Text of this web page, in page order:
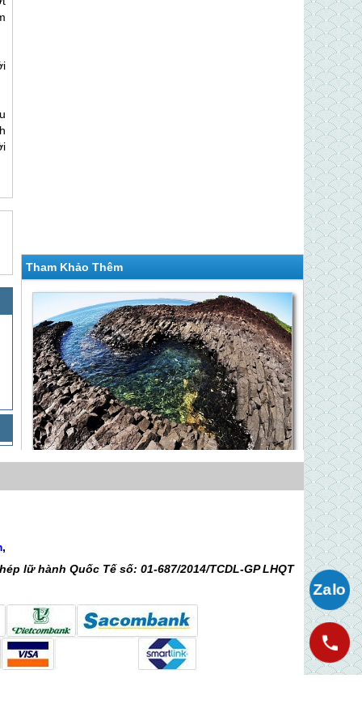
Tham Khảo Thêm
2 Đêm
Chùa Thiên Ấn - Đảo Lý Sơn - Tam
Giá Liên hệ
Hà Nội - Lý Sơn - Vương Quốc Tỏi 3
Ngày 2 Đêm
,
lữ hành Quốc Tế số: 01-687/2014/TCDL-GP LHQT